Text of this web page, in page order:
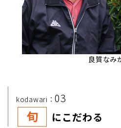
良質なみ
kodawari：03
旬 にこだわる